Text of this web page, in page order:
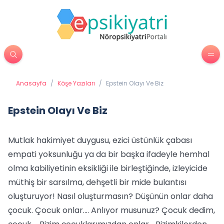
Anasayfa / Köşe Yazıları / Epstein Olayı Ve Biz
Epstein Olayı Ve Biz
Mutlak hakimiyet duygusu, ezici üstünlük çabası
empati yoksunluğu ya da bir başka ifadeyle hemhal
olma kabiliyetinin eksikliği ile birleştiğinde, izleyicide
müthiş bir sarsılma, dehşetli bir mide bulantısı
oluşturuyor! Nasıl oluşturmasın? Düşünün onlar daha
çocuk. Çocuk onlar.... Anlıyor musunuz? Çocuk dedim,